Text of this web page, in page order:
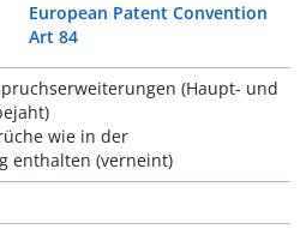
European Patent Convention
Art 84
(Haupt- und
wie in der
enthalten (verneint)